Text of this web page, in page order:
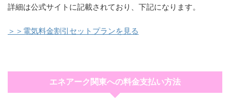
詳細は公式サイトに記載されており、下記になります。
＞＞電気料金割引セットプランを見る
エネアーク関東への料金支払い方法